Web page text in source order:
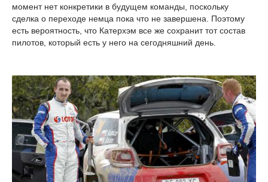
момент нет конкретики в будущем команды, поскольку
сделка о переходе немца пока что не завершена. Поэтому
есть вероятность, что Катерхэм все же сохранит тот состав
пилотов, который есть у него на сегодняшний день.